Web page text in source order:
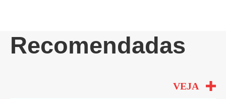
Recomendadas
VEJA